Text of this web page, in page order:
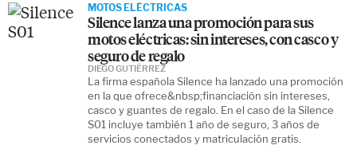
MOTOS ELÉCTRICAS
Silence lanza una promoción para sus
motos eléctricas: sin intereses, con casco y
seguro de regalo
La firma española Silence ha lanzado una promoción
en la que ofrece&nbsp;financiación sin intereses,
casco y guantes de regalo. En el caso de la Silence
S01 incluye también 1 año de seguro, 3 años de
servicios conectados y matriculación gratis.
DIEGO GUTIÉRREZ